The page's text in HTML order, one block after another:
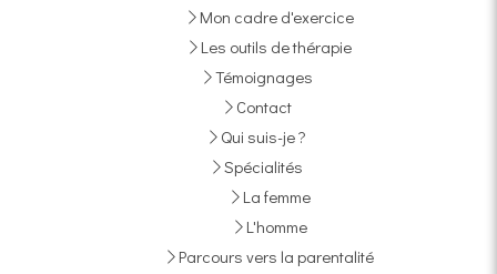
Mon cadre d'exercice
Les outils de thérapie
Témoignages
Contact
Qui suis-je ?
Spécialités
La femme
L'homme
Parcours vers la parentalité